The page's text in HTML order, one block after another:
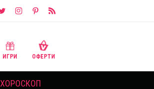
ИГРИ ОФЕРТИ
ХОРОСКОП